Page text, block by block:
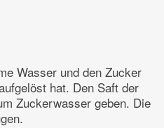
Wasser und den Zucker
hat. Den Saft der
Zuckerwasser geben. Die